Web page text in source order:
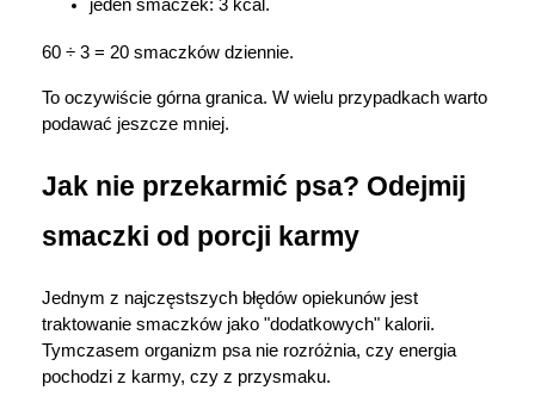
jeden smaczek: 3 kcal.
60 ÷ 3 = 20 smaczków dziennie.
To oczywiście górna granica. W wielu przypadkach warto
podawać jeszcze mniej.
Jak nie przekarmić psa? Odejmij
smaczki od porcji karmy
Jednym z najczęstszych błędów opiekunów jest
traktowanie smaczków jako "dodatkowych" kalorii.
Tymczasem organizm psa nie rozróżnia, czy energia
pochodzi z karmy, czy z przysmaku.